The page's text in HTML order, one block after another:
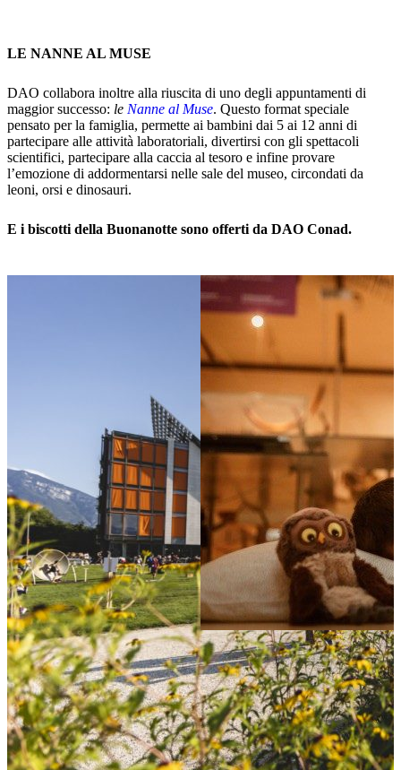
LE NANNE AL MUSE
DAO collabora inoltre alla riuscita di uno degli appuntamenti di
maggior successo: le Nanne al Muse. Questo format speciale
pensato per la famiglia, permette ai bambini dai 5 ai 12 anni di
partecipare alle attività laboratoriali, divertirsi con gli spettacoli
scientifici, partecipare alla caccia al tesoro e infine provare
l’emozione di addormentarsi nelle sale del museo, circondati da
leoni, orsi e dinosauri.
E i biscotti della Buonanotte sono offerti da DAO Conad.